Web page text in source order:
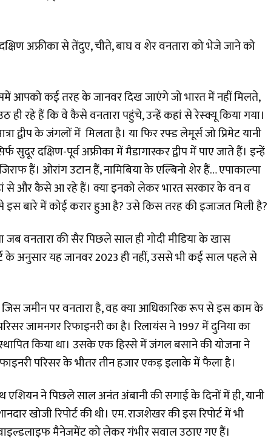
अफ्रीका से तेंदुए, चीते, बाघ व शेर वनतारा को भेजे जाने को
आपको कई तरह के जानवर दिख जाएंगे जो भारत में नहीं मिलते,
रहे हैं कि वे कैसे वनतारा पहुंचे, उन्हें कहां से रेस्क्यू किया गया।
द्वीप के जंगलों में मिलता है। या फिर रफ्ड लेमूर्स जो प्रिमेट यानी
सुदूर दक्षिण-पूर्व अफ्रीका में मैडागास्कर द्वीप में पाए जाते हैं। इन्हें
हैं। ओरांग उटान हैं, नामिबिया के एल्बिनो शेर हैं… एपाकाल्पा
से और कैसे आ रहे हैं। क्या इनको लेकर भारत सरकार के वन व
से इस बारे में कोई करार हुआ है? उसे किस तरह की इजाजत मिली है?
जब वनतारा की सैर पिछले साल ही गोदी मीडिया के खास
के अनुसार यह जानवर 2023 ही नहीं, उससे भी कई साल पहले से
जमीन पर वनतारा है, वह क्या आधिकारिक रूप से इस काम के
जामनगर रिफाइनरी का है। रिलायंस ने 1997 में दुनिया का
किया था। उसके एक हिस्से में जंगल बसाने की योजना ने
परिसर के भीतर तीन हजार एकड़ इलाके में फैला है।
एशियन ने पिछले साल अनंत अंबानी की सगाई के दिनों में ही, यानी
खोजी रिपोर्ट की थी। एम. राजशेखर की इस रिपोर्ट में भी
मैनेजमेंट को लेकर गंभीर सवाल उठाए गए हैं।